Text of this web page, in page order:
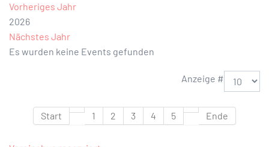
Vorheriges Jahr
2026
Nächstes Jahr
Es wurden keine Events gefunden
Anzeige #
Start 1 2 3 4 5 Ende